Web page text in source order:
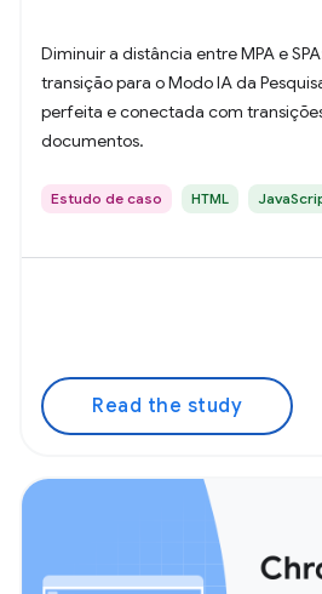
Diminuir a distância entre MPA e
transição para o Modo IA da
perfeita e conectada com
documentos.
Estudo de caso HTML
Read the study